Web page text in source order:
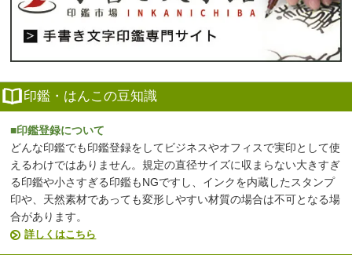
印鑑・はんこの豆知識
■印鑑登録について
どんな印鑑でも印鑑登録をしてビジネスやオフィスで実印として使
えるわけではありません。規定の直径サイズに収まらない大きすぎ
る印鑑や小さすぎる印鑑もNGですし、インクを内蔵したスタンプ
印や、天然素材であっても変形しやすい材質の場合は不可となる場
合があります。
詳しくはこちら